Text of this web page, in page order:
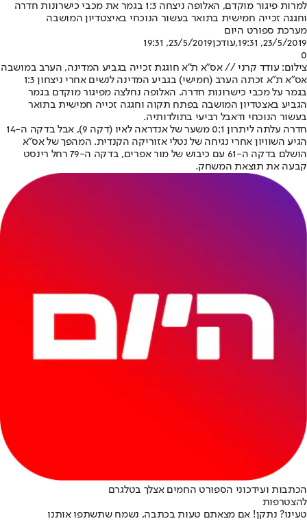
למרות פיגור מוקדם, האלופה ניצחה 1:3 בגמר את מכבי כישרונות חדרה
וחגגה זכייה חמישית בתואר בעשור הנוכחי באיצטדיון המושבה
מערכת ספורט היום
23/5/2019, 19:31
,עודכן23/5/2019, 19:31
0
צילום: עודד קרני // אס"א ת"א חוגגת זכייה בגביע המדינה, הערב במושבה
אס"א ת"א זכתה הערב (חמישי) בגביע המדינה לנשים אחרי ניצחון 1:3
בגמר על מכבי כישרונות חדרה. האלופה נחלצה מפיגור מוקדם בגמר
הגביע באצטדיון המושבה בפתח תקוה וחגגה זכייה חמישית בתואר
בעשור הנוכחי ודאבל רביעי בתולדותיה.
חדרה עלתה ליתרון 0:1 משער של אנדראה לאיו (דקה 9), אבל בדקה ה-14
הגיע השוויון אחרי נגיחה של נטלי אזוריקה הקנדית. המהפך של אס"א
הושלם בדקה ה-61 עם כיבוש של מור אפרים, בדקה ה-79 רחל רינסט
קבעה את תוצאת המשחק.
הכתבות ועידכוני הספורט החמים אצלך בטלגרם
להצטרפות
טעינו? נתקן! אם מצאתם טעות בכתבה, נשמח שתשתפו אותנו